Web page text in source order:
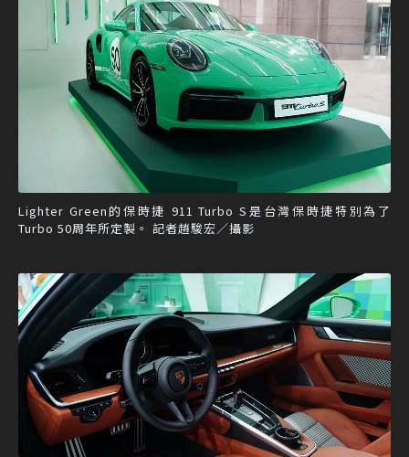
Lighter Green的保時捷 911 Turbo S是台灣保時捷特別為了
Turbo 50周年所定製。 記者趙駿宏／攝影